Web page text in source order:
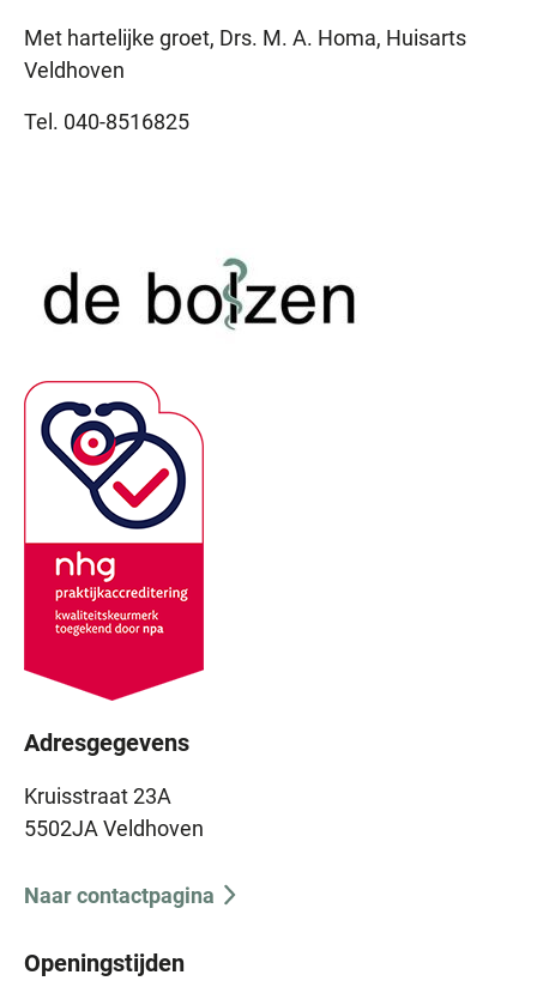
Met hartelijke groet, Drs. M. A. Homa, Huisarts
Veldhoven
Tel. 040-8516825
Adresgegevens
Kruisstraat 23A
5502JA Veldhoven
Naar contactpagina
Openingstijden